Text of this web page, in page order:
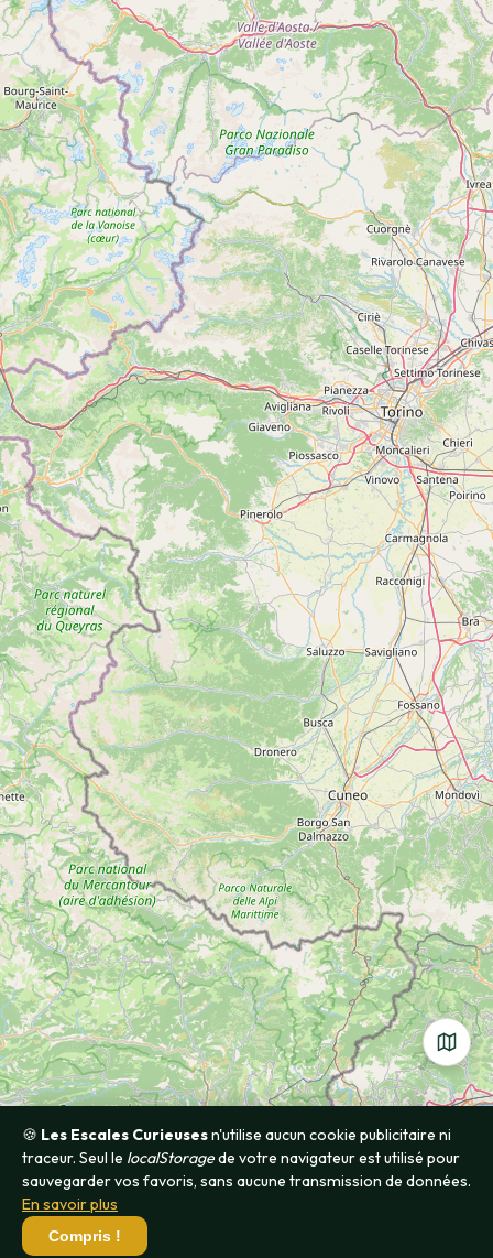
🍪 Les Escales Curieusesn'utilise aucun cookie publicitaire ni
traceur. Seul le localStoragede votre navigateur est utilisé pour
sauvegarder vos favoris, sans aucune transmission de données.
En savoir plus
Compris !